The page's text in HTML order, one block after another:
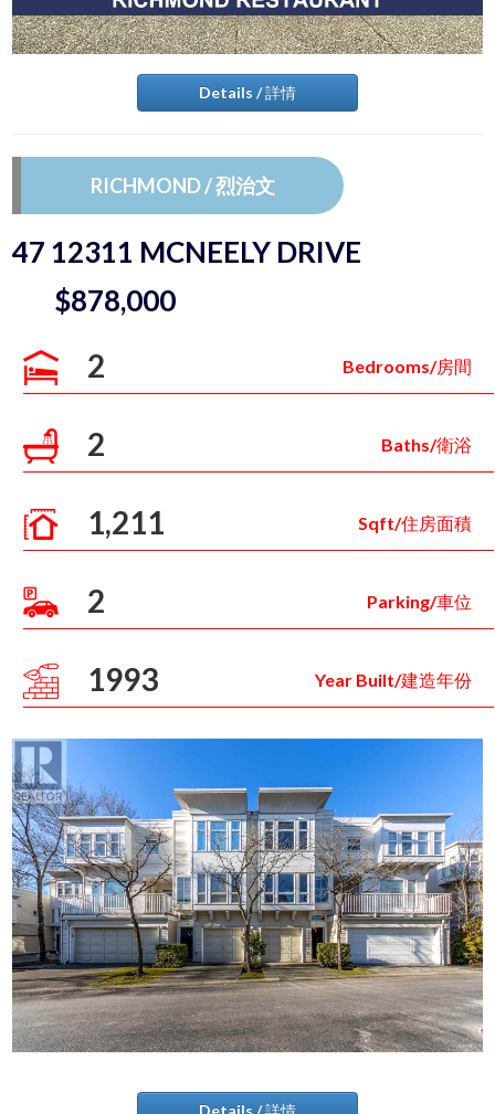
Details / 詳情
RICHMOND / 烈治文
47 12311 MCNEELY DRIVE
$878,000
2 Bedrooms/房間
2 Baths/衛浴
1,211 Sqft/住房面積
2 Parking/車位
1993 Year Built/建造年份
Details / 詳情